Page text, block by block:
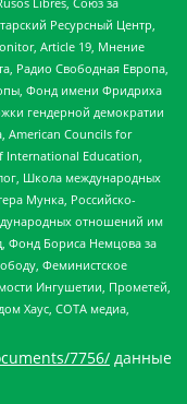
Ресурсный Центр,
Article 19, Мнение
Радио Свободная Европа,
Фонд имени Фридриха
гендерной демократии
American Councils for
International Education,
Школа международных
Мунка, Российско-
отношений им
Фонд Бориса Немцова за
Феминистское
Ингушетии, Прометей,
Хаус, СОТА медиа,
7756/ данные